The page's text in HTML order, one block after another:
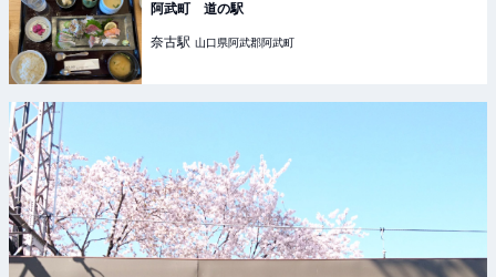
阿武町 道の駅
奈古駅 山口県阿武郡阿武町